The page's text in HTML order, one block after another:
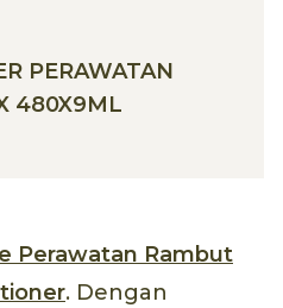
PERAWATAN
480X9ML
Perawatan Rambut
. Dengan